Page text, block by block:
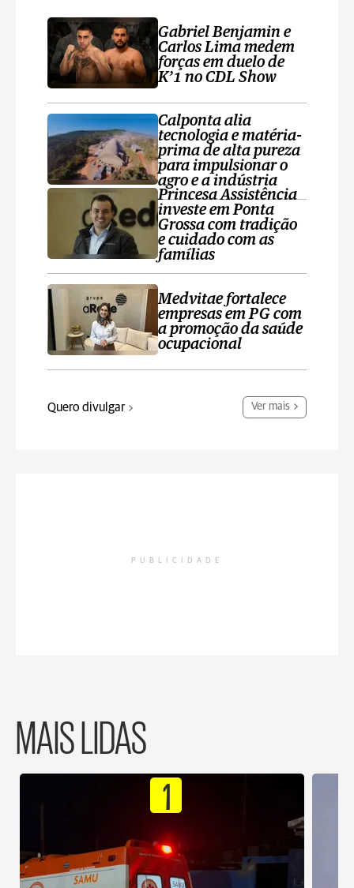
Gabriel Benjamin e
Carlos Lima medem
forças em duelo de
K’1 no CDL Show
Calponta alia
tecnologia e matéria-
prima de alta pureza
para impulsionar o
agro e a indústria
Princesa Assistência
investe em Ponta
Grossa com tradição
e cuidado com as
famílias
Medvitae fortalece
empresas em PG com
a promoção da saúde
ocupacional
Quero divulgar Ver mais
PUBLICIDADE
MAIS LIDAS
1